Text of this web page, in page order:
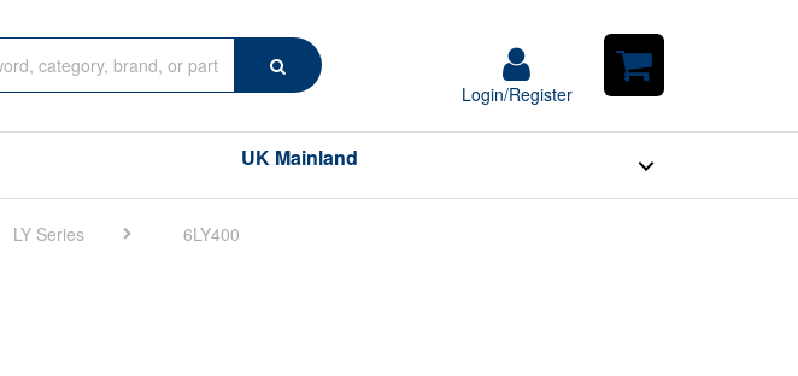
Search
Login/Register
Login/Register
Shopping
UK Mainland
LY Series 6LY400